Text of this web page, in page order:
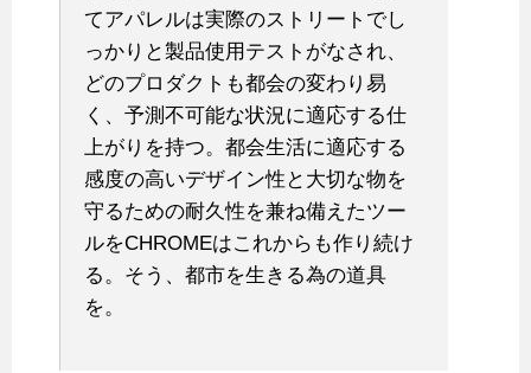
てアパレルは実際のストリートでし
っかりと製品使用テストがなされ、
どのプロダクトも都会の変わり易
く、予測不可能な状況に適応する仕
上がりを持つ。都会生活に適応する
感度の高いデザイン性と大切な物を
守るための耐久性を兼ね備えたツー
ルをCHROMEはこれからも作り続け
る。そう、都市を生きる為の道具
を。